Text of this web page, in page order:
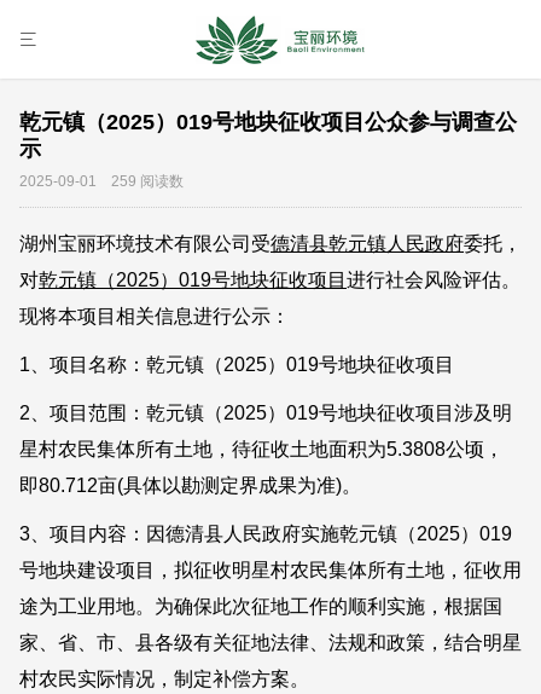
乾元镇（2025）019号地块征收项目公众参与调查公
示
2025-09-01 259 阅读数
湖州宝丽环境技术有限公司受德清县乾元镇人民政府委托，
对乾元镇（2025）019号地块征收项目 进行社会风险评估。
现将本项目相关信息进行公示：
1、项目名称：乾元镇（2025）019号地块征收项目
2、项目范围：乾元镇（2025）019号地块征收项目涉及明
星村农民集体所有土地，待征收土地面积为5.3808公顷，
即80.712亩(具体以勘测定界成果为准)。
3、项目内容：因德清县人民政府实施乾元镇（2025）019
号地块建设项目，拟征收明星村农民集体所有土地，征收用
途为工业用地。为确保此次征地工作的顺利实施，根据国
家、省、市、县各级有关征地法律、法规和政策，结合明星
村农民实际情况，制定补偿方案。